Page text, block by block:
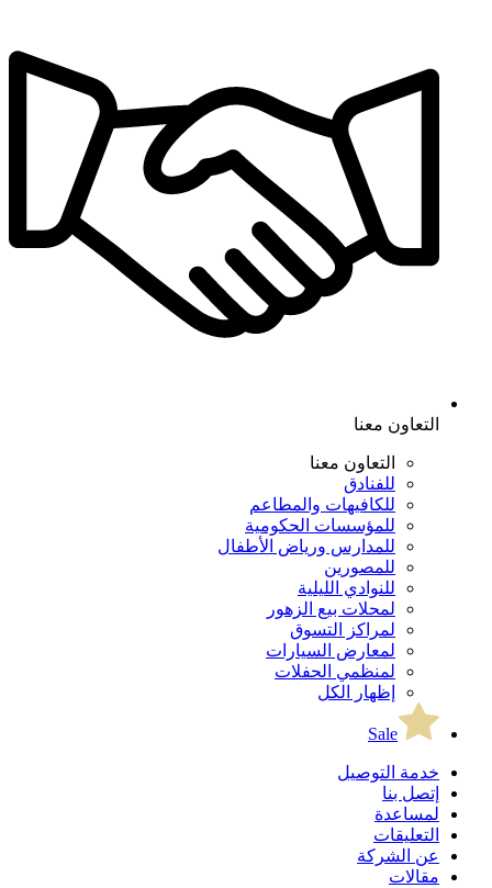
التعاون معنا
التعاون معنا
للفنادق
للكافيهات والمطاعم
للمؤسسات الحكومية
للمدارس ورياض الأطفال
للمصورين
للنوادي الليلية
لمحلات بيع الزهور
لمراكز التسوق
لمعارض السيارات
لمنظمي الحفلات
إظهار الكل
Sale
خدمة التوصيل
إتصل بنا
لمساعدة
التعليقات
عن الشركة
مقالات